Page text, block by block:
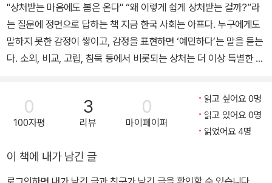
"상처받는 마음에도 봄은 온다" “왜 이렇게 쉽게 상처받는 걸까?”라
는 질문에 정면으로 답하는 책 지금 한국 사회는 아프다. 누구에게도
말하지 못한 감정이 쌓이고, 감정을 표현하면 ‘예민하다’는 말을 듣는
다. 소외, 비교, 고립, 침묵 등에서 비롯되는 상처는 더 이상 특별한 일
들이 너무 작고 익숙해서, 누구도 제대로 말하지 않는다는 데 있다.
《오늘도 견뎌온 당신에게》는 일본 NHK출판에서 출간되어 화제를
모은 미야지 나오코 교수의 대표작 《傷つきのこころ学》의 국내 첫
적·사회문화적 관점에서 섬세하게 조망하는 책이다. 정신건강의학과
전문의이자 트라우마 회복 연구의 권위자인 미야지 나오코 교수는 이
0
100자평
3
리뷰
0
마이페이퍼
읽고 싶어요 0명
읽고 있어요 0명
읽었어요 4명
이 책에 내가 남긴 글